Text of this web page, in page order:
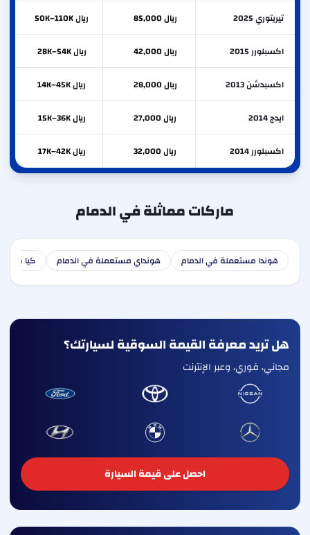
تيريتوري 2025 ريال 85,000 ريال 50K–110K
اكسبلورر 2015 ريال 42,000 ريال 28K–54K
اكسبدشن 2013 ريال 28,000 ريال 14K–45K
ايدج 2014 ريال 27,000 ريال 15K–36K
اكسبلورر 2014 ريال 32,000 ريال 17K–42K
ماركات مماثلة في الدمام
هوندا مستعملة في الدمام هونداي مستعملة في الدمام كيا
هل تريد معرفة القيمة السوقية لسيارتك؟
مجاني، فوري، وعبر الإنترنت
احصل على قيمة السيارة